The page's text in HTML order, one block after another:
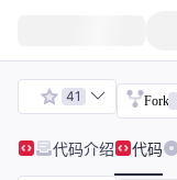
41 Fork
代码介绍 代码